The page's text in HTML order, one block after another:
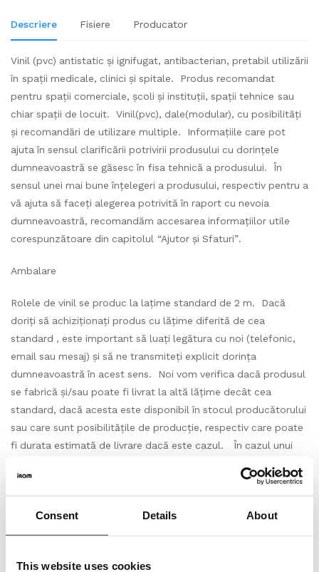
Consent Details About
This website uses cookies
Descriere Fisiere Producator
Vinil (pvc) antistatic și ignifugat, antibacterian, pretabil utilizării
în spații medicale, clinici și spitale. Produs recomandat
pentru spații comerciale, școli și instituții, spații tehnice sau
chiar spații de locuit. Vinil(pvc), dale(modular), cu posibilități
și recomandări de utilizare multiple. Informațiile care pot
ajuta în sensul clarificării potrivirii produsului cu dorințele
dumneavoastră se găsesc în fisa tehnică a produsului. În
sensul unei mai bune înțelegeri a produsului, respectiv pentru a
vă ajuta să faceți alegerea potrivită în raport cu nevoia
dumneavoastră, recomandăm accesarea informațiilor utile
corespunzătoare din capitolul “Ajutor și Sfaturi”.
Ambalare
Rolele de vinil se produc la lațime standard de 2 m. Dacă
doriți să achiziționați produs cu lățime diferită de cea
standard , este important să luați legătura cu noi (telefonic,
email sau mesaj) și să ne transmiteți explicit dorința
dumneavoastră în acest sens. Noi vom verifica dacă produsul
se fabrică și/sau poate fi livrat la altă lățime decât cea
standard, dacă acesta este disponibil în stocul producătorului
sau care sunt posibilitățile de producție, respectiv care poate
fi durata estimată de livrare dacă este cazul. În cazul unui
dialogul direct pentru finalizarea achiziției. Rolele de vinil se
produc de regulă la o lungime standard aceasta fiind 20 sau
25ml(metri liniari). Rolele de vinil pot fi produse
deasemenea, putând fi disponibile sau nu la momentul